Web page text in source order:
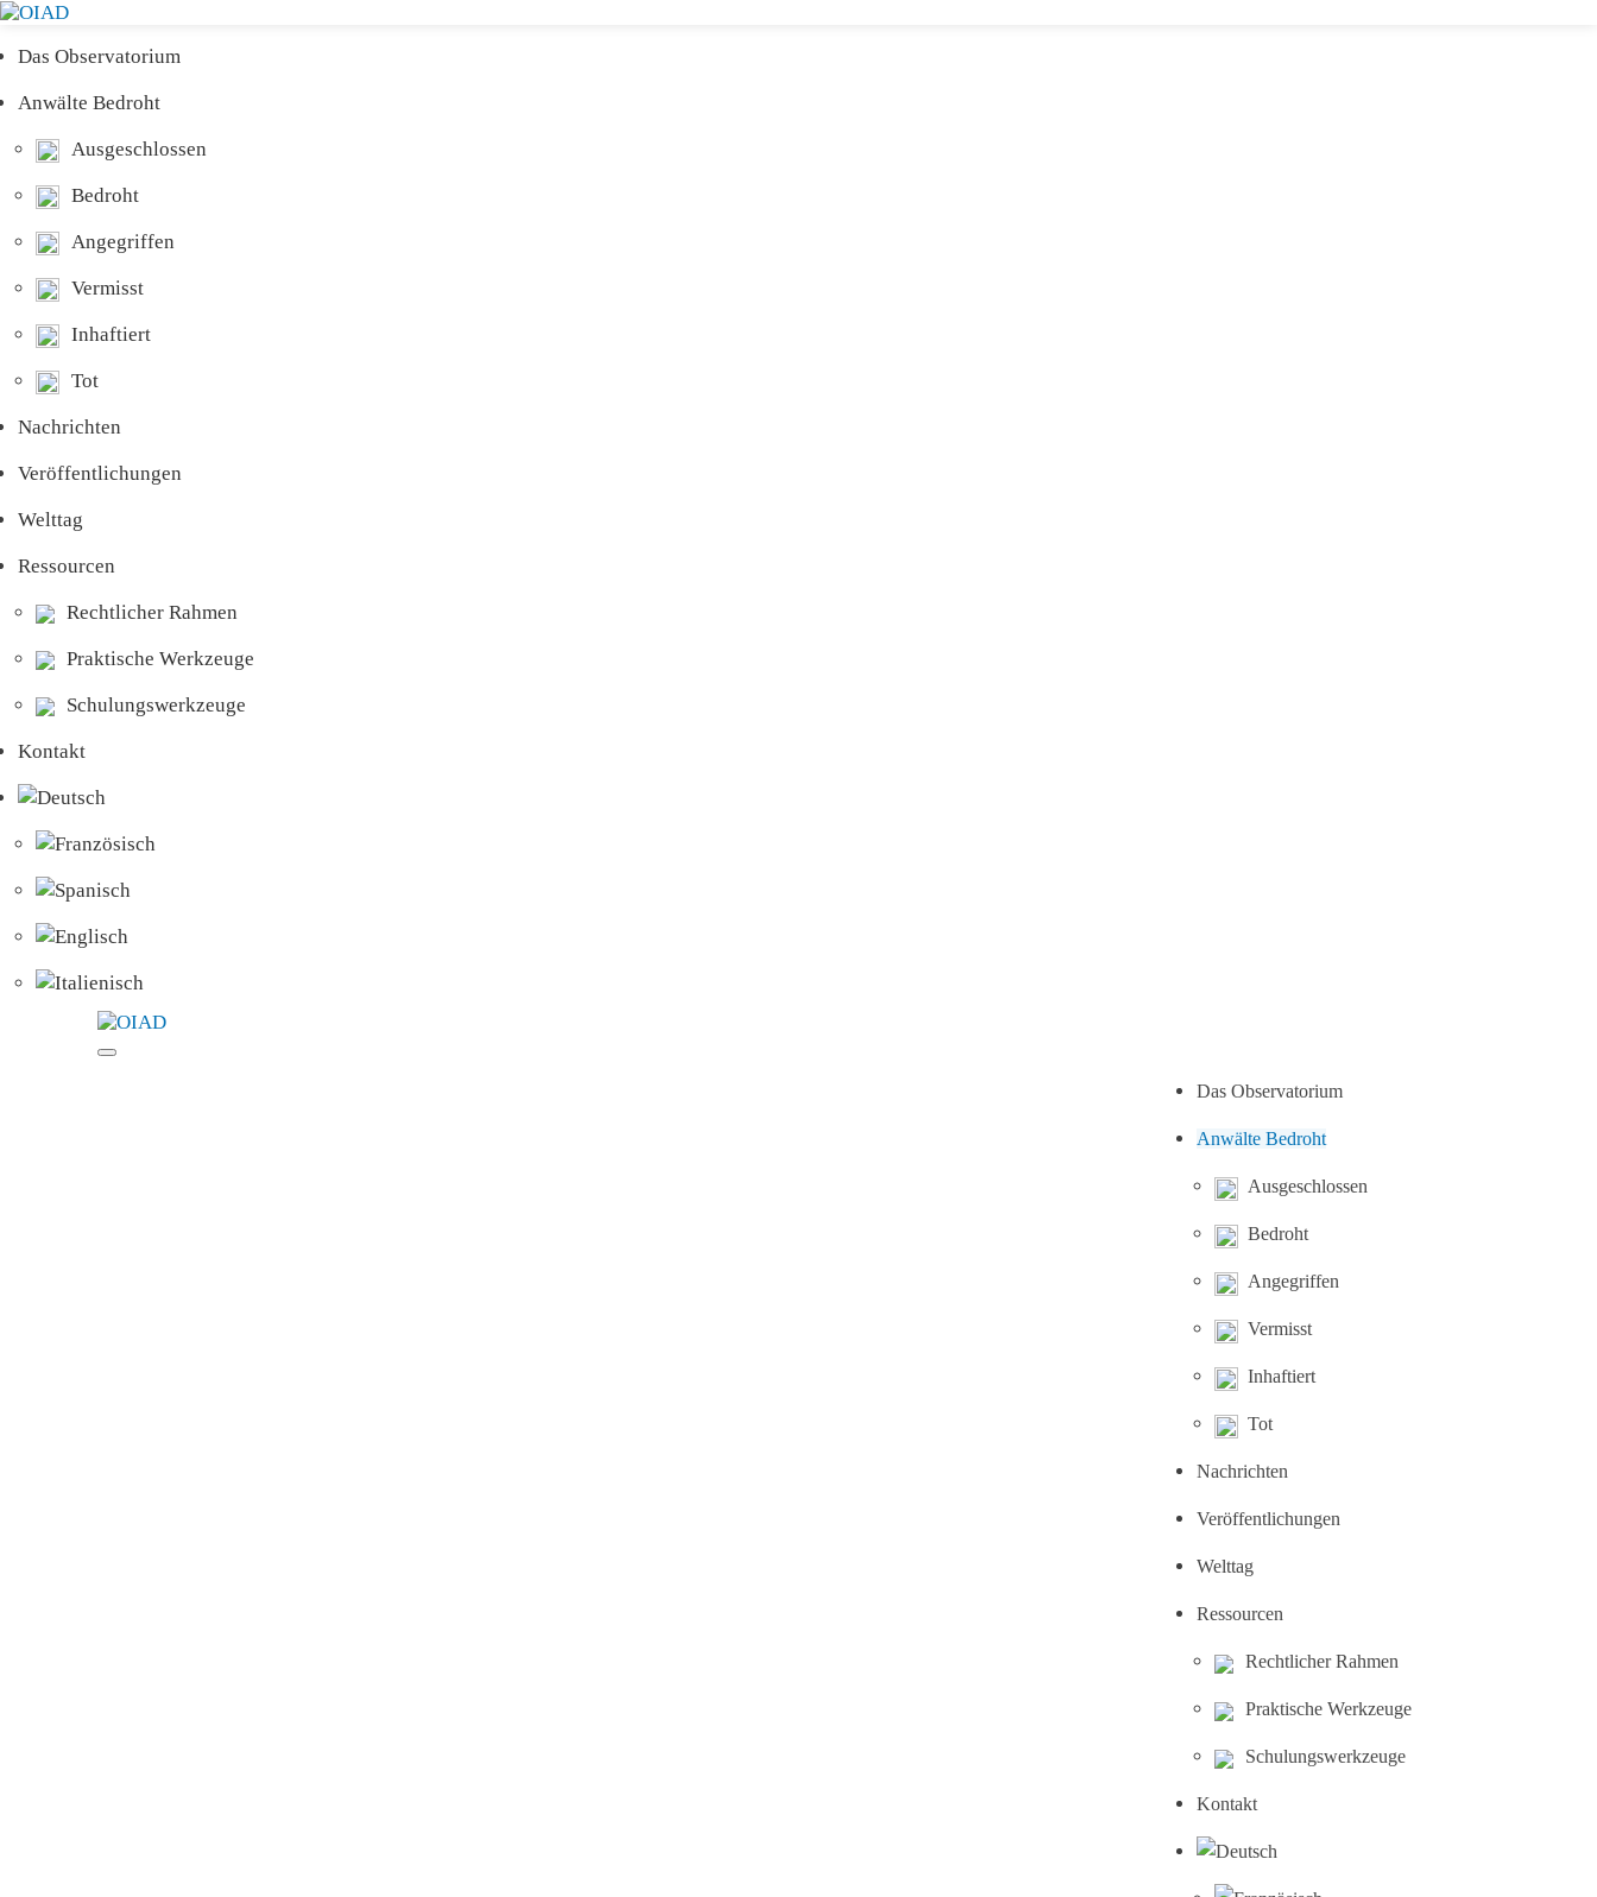
Das Observatorium
Anwälte Bedroht
Ausgeschlossen
Bedroht
Angegriffen
Vermisst
Inhaftiert
Tot
Nachrichten
Veröffentlichungen
Welttag
Ressourcen
Rechtlicher Rahmen
Praktische Werkzeuge
Schulungswerkzeuge
Kontakt
Das Observatorium
Anwälte Bedroht
Ausgeschlossen
Bedroht
Angegriffen
Vermisst
Inhaftiert
Tot
Nachrichten
Veröffentlichungen
Welttag
Ressourcen
Rechtlicher Rahmen
Praktische Werkzeuge
Schulungswerkzeuge
Kontakt